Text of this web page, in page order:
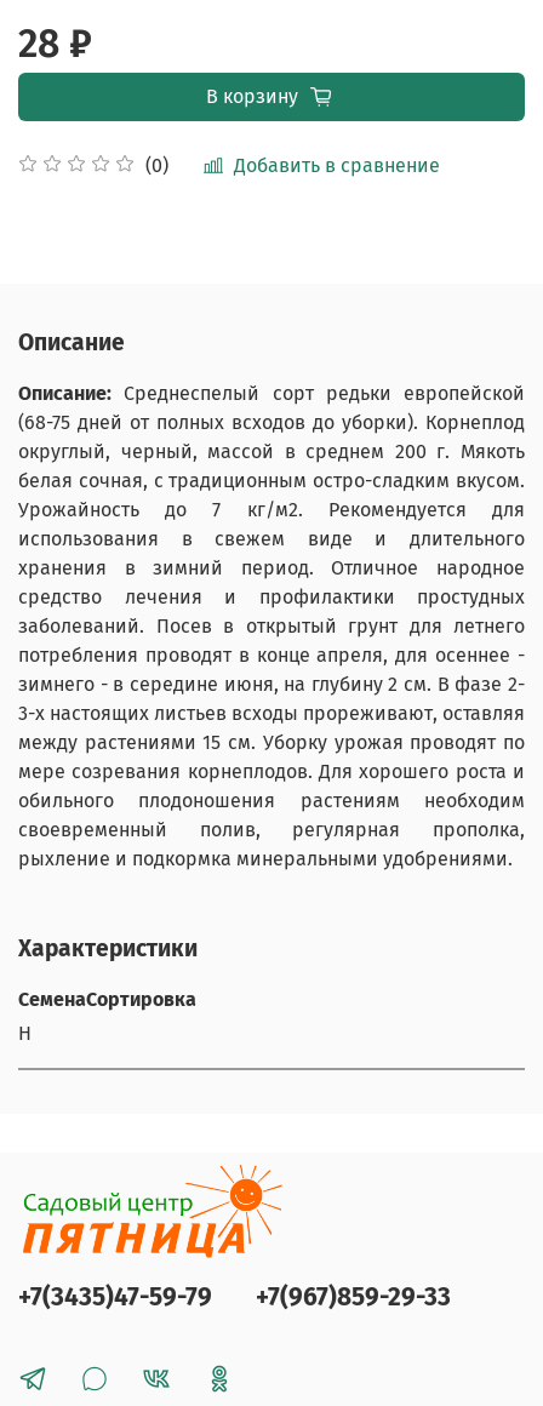
(0) Добавить в сравнение
28 ₽
В корзину
Описание
Описание: Среднеспелый сорт редьки европейской
(68-75 дней от полных всходов до уборки). Корнеплод
округлый, черный, массой в среднем 200 г. Мякоть
белая сочная, с традиционным остро-сладким вкусом.
Урожайность до 7 кг/м2. Рекомендуется для
использования в свежем виде и длительного
хранения в зимний период. Отличное народное
средство лечения и профилактики простудных
заболеваний. Посев в открытый грунт для летнего
потребления проводят в конце апреля, для осеннее -
зимнего - в середине июня, на глубину 2 см. В фазе 2-
3-х настоящих листьев всходы прореживают, оставляя
между растениями 15 см. Уборку урожая проводят по
мере созревания корнеплодов. Для хорошего роста и
обильного плодоношения растениям необходим
своевременный полив, регулярная прополка,
рыхление и подкормка минеральными удобрениями.
Характеристики
СеменаСортировка
Н
+7(3435)47-59-79 +7(967)859-29-33